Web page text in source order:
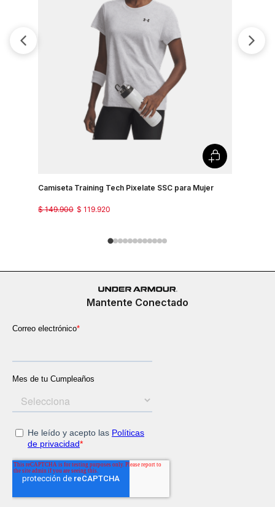
Camiseta Training Tech Pixelate SSC para Mujer
$ 119.920
$ 149.900
Mantente Conectado